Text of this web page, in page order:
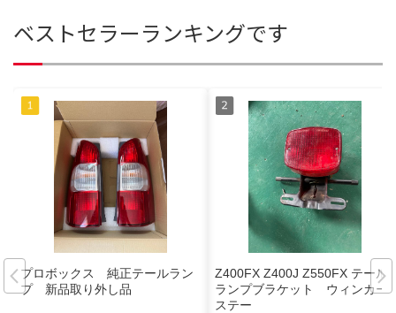
ベストセラーランキングです
プロボックス 純正テールラン
プ 新品取り外し品
Z400FX Z400J Z550FX テール
ランプブラケット ウィンカー
ステー